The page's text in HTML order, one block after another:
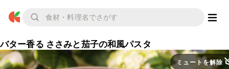
バター香る ささみと茄子の和風パスタ
ミュートを解除